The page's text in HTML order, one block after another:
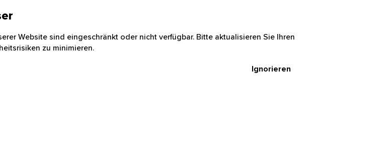
Website sind eingeschränkt oder nicht verfügbar. Bitte aktualisieren Sie Ihren
zu minimieren.
Ignorieren